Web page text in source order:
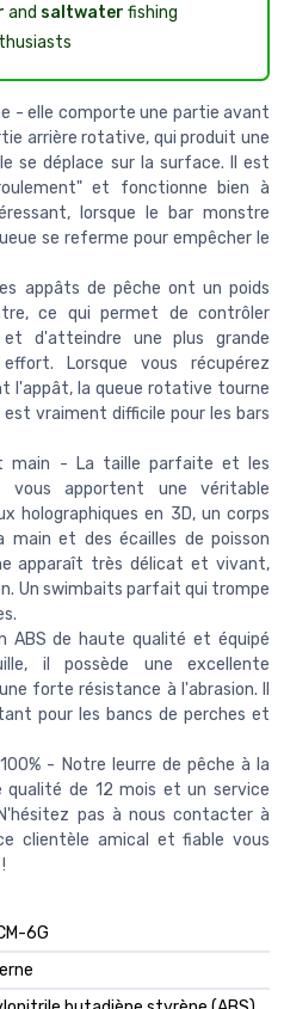
and saltwater fishing
- elle comporte une partie avant
arrière rotative, qui produit une
se déplace sur la surface. Il est
et fonctionne bien à
lorsque le bar monstre
se referme pour empêcher le
appâts de pêche ont un poids
ce qui permet de contrôler
d'atteindre une plus grande
Lorsque vous récupérez
l'appât, la queue rotative tourne
vraiment difficile pour les bars
main - La taille parfaite et les
vous apportent une véritable
holographiques en 3D, un corps
et des écailles de poisson
apparaît très délicat et vivant,
Un swimbaits parfait qui trompe
ABS de haute qualité et équipé
il possède une excellente
forte résistance à l'abrasion. Il
pour les bancs de perches et
- Notre leurre de pêche à la
qualité de 12 mois et un service
pas à nous contacter à
clientèle amical et fiable vous
6G